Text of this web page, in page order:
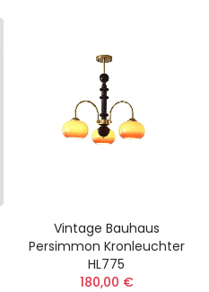
Vintage Bauhaus
Persimmon Kronleuchter
HL775
180,00 €